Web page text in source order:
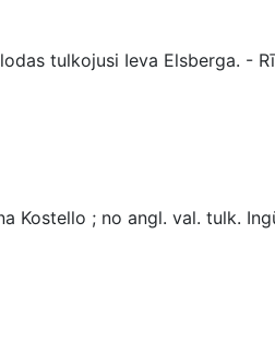
tulkojusi Ieva Elsberga. -
; no angl. val. tulk.